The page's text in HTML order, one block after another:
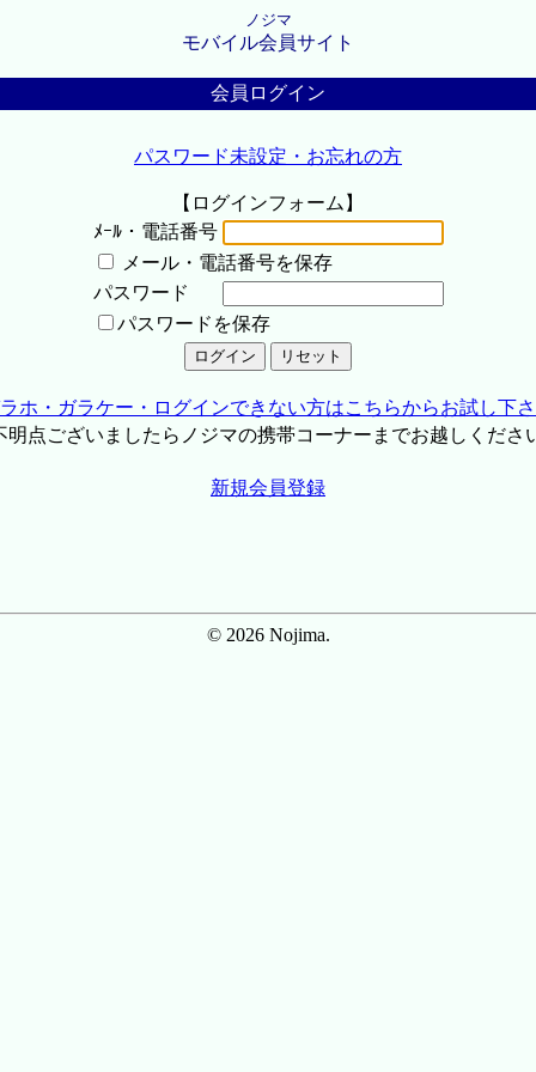
ノジマ
モバイル会員サイト
会員ログイン
パスワード未設定・お忘れの方
【ログインフォーム】
ﾒｰﾙ・電話番号
メール・電話番号を保存
パスワード
パスワードを保存
ホ・ガラケー・ログインできない方はこちらからお試し下
点ございましたらノジマの携帯コーナーまでお越しくださ
新規会員登録
© 2026 Nojima.